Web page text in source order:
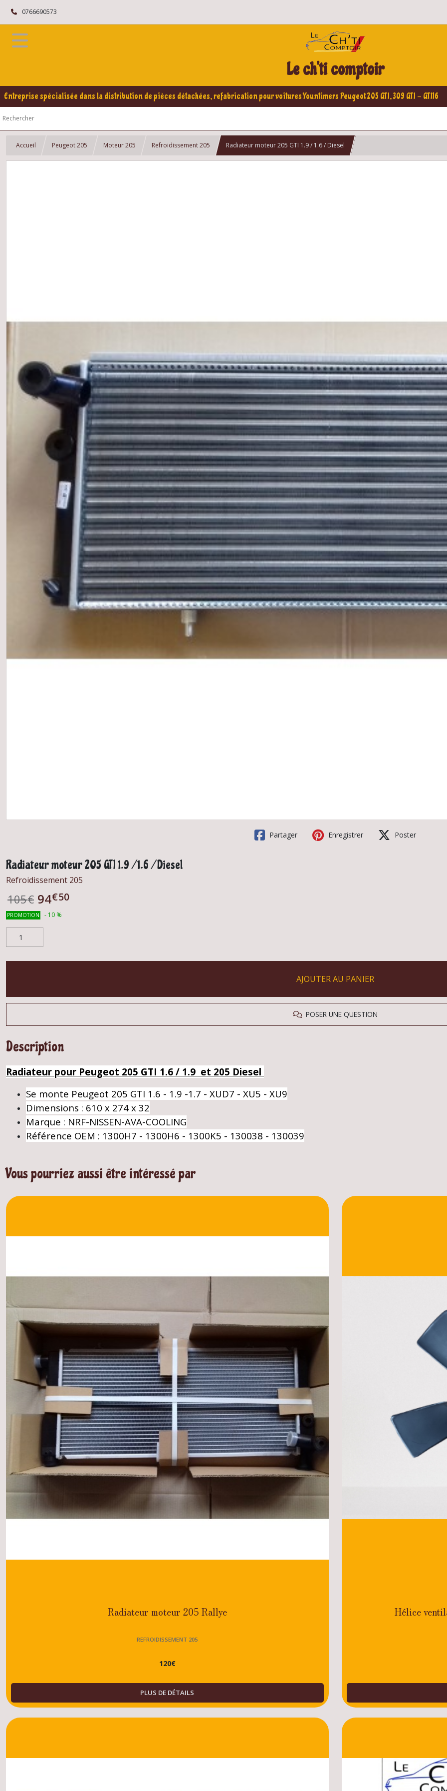
0766690573
Le ch'ti comptoir
Entreprise spécialisée dans la distribution de pièces détachées, refabrication pour voitures Yountimers Peugeot 205 GTI, 309 GTI - GTI16
Accueil Peugeot 205 Moteur 205 Refroidissement 205 Radiateur moteur 205 GTI 1.9 / 1.6 / Diesel
Partager Enregistrer Poster
Radiateur moteur 205 GTI 1.9 / 1.6 / Diesel
Refroidissement 205
105€ 94€50
PROMOTION - 10 %
AJOUTER AU PANIER
POSER UNE QUESTION
Description
Radiateur pour Peugeot 205 GTI 1.6 / 1.9 et 205 Diesel
Se monte Peugeot 205 GTI 1.6 - 1.9 -1.7 - XUD7 - XU5 - XU9
Dimensions : 610 x 274 x 32
Marque : NRF-NISSEN-AVA-COOLING
Référence OEM : 1300H7 - 1300H6 - 1300K5 - 130038 - 130039
Vous pourriez aussi être intéressé par
Radiateur moteur 205 Rallye
REFROIDISSEMENT 205
120€
PLUS DE DÉTAILS
Hélice